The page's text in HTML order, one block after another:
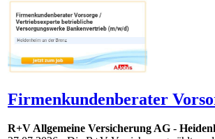
Firmenkundenberater
R+V Allgemeine Versicherung AG -